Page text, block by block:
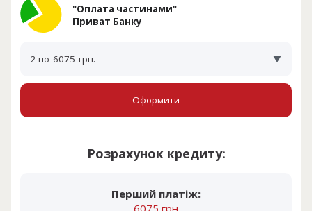
"Оплата частинами"
Приват Банку
2 по 6075 грн.
Оформити
Розрахунок кредиту:
Перший платіж:
6075 грн